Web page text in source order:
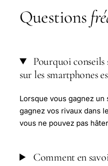
Questions
Pourquoi conseils
sur les smartphones
Lorsque vous gagnez
gagnez vos rivaux dans
vous ne pouvez pas
Comment en